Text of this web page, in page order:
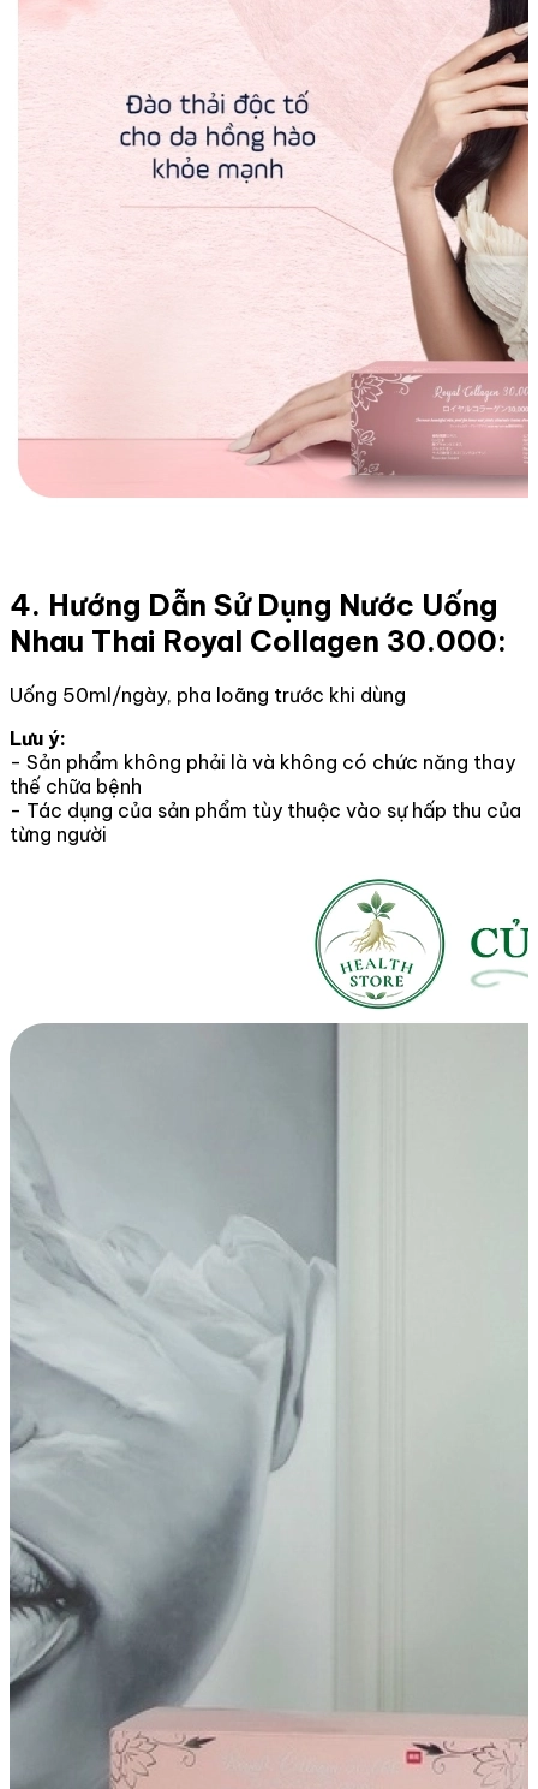
4. Hướng Dẫn Sử Dụng Nước Uống
Nhau Thai Royal Collagen 30.000:
Uống 50ml/ngày, pha loãng trước khi dùng
Lưu ý:​
- Sản phẩm không phải là và không có chức năng thay
thế chữa bệnh
- Tác dụng của sản phẩm tùy thuộc vào sự hấp thu của
từng người